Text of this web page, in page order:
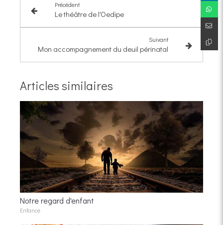
Précédent
Le théâtre de l'Oedipe
Suivant
Mon accompagnement du deuil périnatal
Articles similaires
Notre regard d'enfant
Enfance